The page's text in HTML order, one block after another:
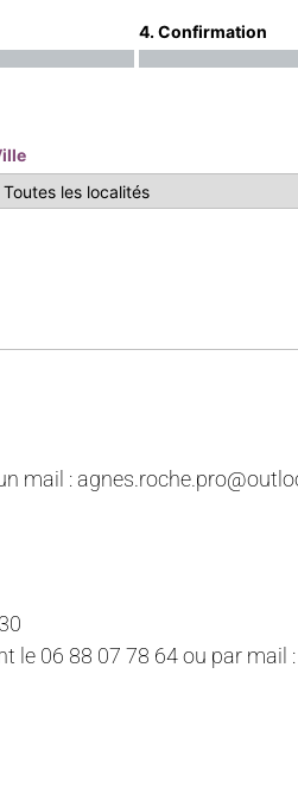
4. Confirmation
mail :
le 06 88 07 78 64 ou par mail